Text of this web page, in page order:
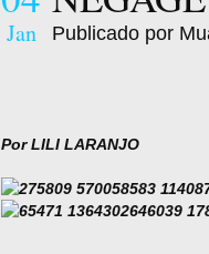
Jan Publicado por
Por LILI LARANJO